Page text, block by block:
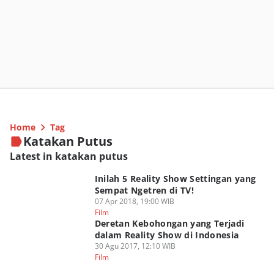
Home Tag
Katakan Putus
Latest in katakan putus
Inilah 5 Reality Show Settingan yang
Sempat Ngetren di TV!
07 Apr 2018, 19:00 WIB
Film
Deretan Kebohongan yang Terjadi
dalam Reality Show di Indonesia
30 Agu 2017, 12:10 WIB
Film